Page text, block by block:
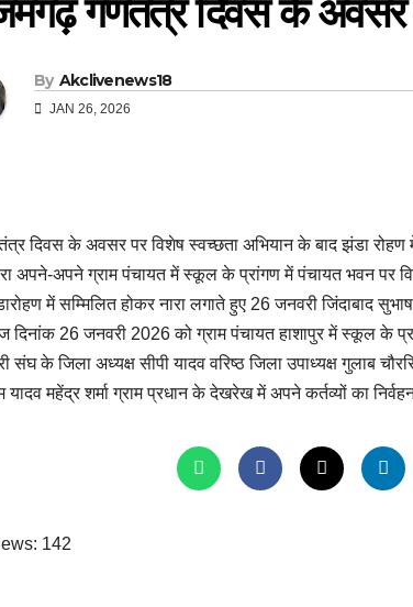
गणतंत्र दिवस के अवसर
By Akclivenews18
JAN 26, 2026
दिवस के अवसर पर विशेष स्वच्छता अभियान के बाद झंडा रोहण
अपने-अपने ग्राम पंचायत में स्कूल के प्रांगण में पंचायत भवन पर
में सम्मिलित होकर नारा लगाते हुए 26 जनवरी जिंदाबाद
दिनांक 26 जनवरी 2026 को ग्राम पंचायत हाशापुर में स्कूल के
संघ के जिला अध्यक्ष सीपी यादव वरिष्ठ जिला उपाध्यक्ष गुलाब
यादव महेंद्र शर्मा ग्राम प्रधान के देखरेख में अपने कर्तव्यों का
142